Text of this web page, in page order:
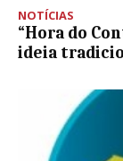
NOTÍCIAS
“Hora do
ideia